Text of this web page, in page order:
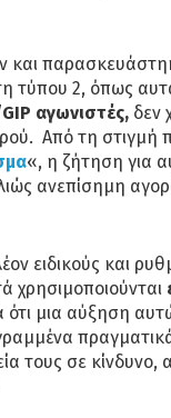
τύπου 2, όπως
αγωνιστές, δεν
Από τη
«, η ζήτηση για
ανεπίσημη
ειδικούς και
χρησιμοποιούνται
ότι μια αύξηση
τους σε κίνδυνο,